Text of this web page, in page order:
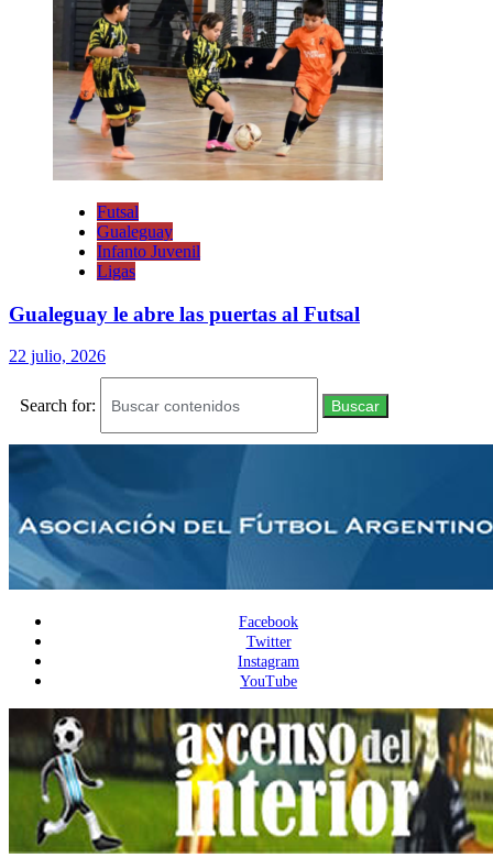
Futsal
Gualeguay
Infanto Juvenil
Ligas
Gualeguay le abre las puertas al Futsal
22 julio, 2026
Search for: Buscar
Facebook
Twitter
Instagram
YouTube